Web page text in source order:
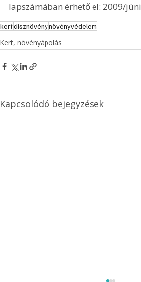
lapszámában érhető el: 2009/
kertdísznövénynövényvédelem
Kert, növényápolás
Kapcsolódó bejegyzések